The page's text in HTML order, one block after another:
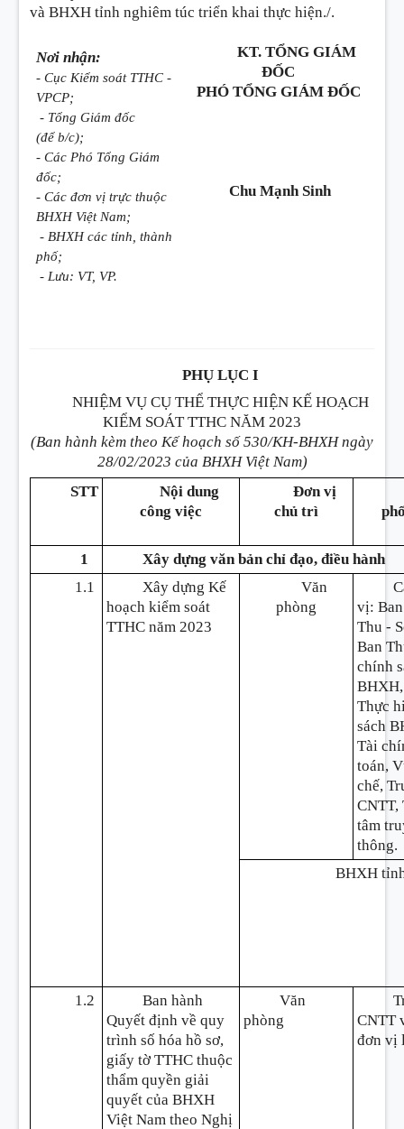
và BHXH tỉnh nghiêm túc triển khai thực hiện./.
Nơi nhận:
- Cục Kiểm soát TTHC -
VPCP;
- Tổng Giám đốc
(đểb/c);
- Các Phó Tổng Giám
đốc;
- Các đơn vị trực thuộc
BHXH Việt Nam;
- BHXH các tỉnh, thành
phố;
- Lưu: VT, VP.
KT. TỔNG GIÁM
ĐỐC
PHÓ TỔNG GIÁM ĐỐC
Chu Mạnh Sinh
PHỤ LỤC I
NHIỆM VỤ CỤ THỂ THỰC HIỆN KẾ HOẠCH
KIỂM SOÁT TTHC NĂM 2023
(Ban hành kèm theo Kế hoạch số 530/KH-BHXH ngày
28/02/2023 của BHXH Việt Nam)
STT
Nội dung
công việc
Đơn vị
chủ trì
1 Xây dựng văn bản chỉ đạo, điều hành
1.1
Xây dựng Kế
hoạch kiểm soát
TTHC năm 2023
Văn
phòng
vị:
Thu -
Ban
chính
Thực
sách
Tài
toán,
chế,
CNTT,
tâm
thông.
BHXH
1.2
Ban hành
Quyết định về quy
trình số hóa hồ sơ,
giấy tờ TTHC thuộc
thẩm quyền giải
quyết của BHXH
Việt Nam theo Nghị
Văn
phòng
CNTT
đơn vị